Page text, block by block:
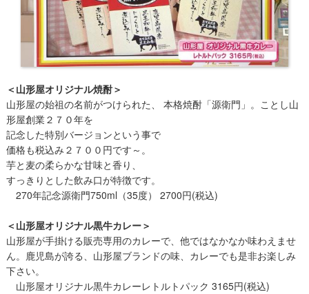
＜山形屋オリジナル焼酎＞
山形屋の始祖の名前がつけられた、 本格焼酎「源衛門」。ことし山
形屋創業２７０年を
記念した特別バージョンという事で
価格も税込み２７００円です～。
芋と麦の柔らかな甘味と香り、
すっきりとした飲み口が特徴です。
270年記念源衛門750ml（35度） 2700円(税込)
＜山形屋オリジナル黒牛カレー＞
山形屋が手掛ける販売専用のカレーで、他ではなかなか味わえませ
ん。鹿児島が誇る、山形屋ブランドの味、カレーでも是非お楽しみ
下さい。
山形屋オリジナル黒牛カレーレトルトパック 3165円(税込)